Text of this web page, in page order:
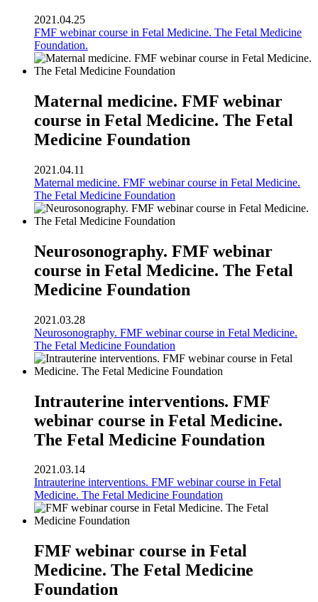
2021.04.25
FMF webinar course in Fetal Medicine. The Fetal Medicine
Foundation.
Maternal medicine. FMF webinar
course in Fetal Medicine. The Fetal
Medicine Foundation
2021.04.11
Maternal medicine. FMF webinar course in Fetal Medicine.
The Fetal Medicine Foundation
Neurosonography. FMF webinar
course in Fetal Medicine. The Fetal
Medicine Foundation
2021.03.28
Neurosonography. FMF webinar course in Fetal Medicine.
The Fetal Medicine Foundation
Intrauterine interventions. FMF
webinar course in Fetal Medicine.
The Fetal Medicine Foundation
2021.03.14
Intrauterine interventions. FMF webinar course in Fetal
Medicine. The Fetal Medicine Foundation
FMF webinar course in Fetal
Medicine. The Fetal Medicine
Foundation